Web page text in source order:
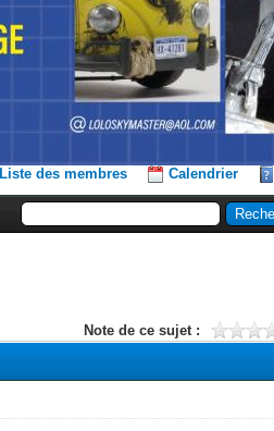
Liste des membres Calendrier
Note de ce sujet :